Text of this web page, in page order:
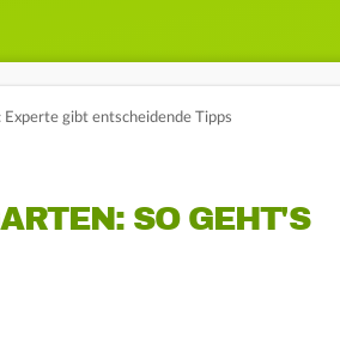
Experte gibt entscheidende Tipps
SO GEHT'S